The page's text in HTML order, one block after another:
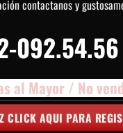
contactanos y
092.54.56
al Mayor / No
CLICK AQUI PARA